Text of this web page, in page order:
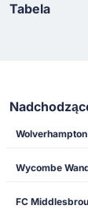
Tabela
FC